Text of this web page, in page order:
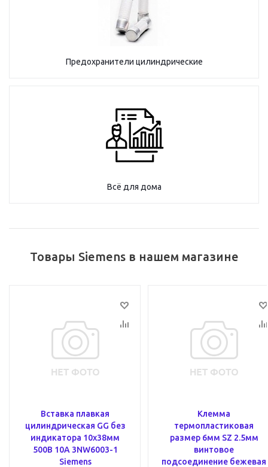
Предохранители цилиндрические
Всё для дома
Товары Siemens в нашем магазине
Вставка плавкая
цилиндрическая GG без
индикатора 10х38мм
500В 10А 3NW6003-1
Siemens
Клемма
термопластиковая
размер 6мм SZ 2.5мм
винтовое
подсоединение бежевая